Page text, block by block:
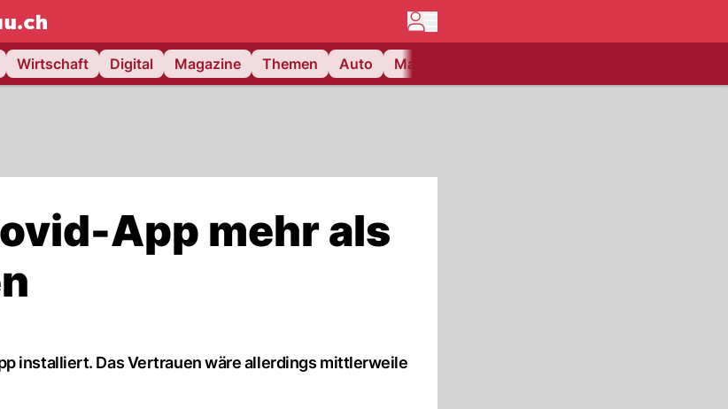
NAU.ch
Wirtschaft Digital Magazine Themen Auto Matchcenter
App mehr als
installiert. Das Vertrauen wäre allerdings mittlerweile